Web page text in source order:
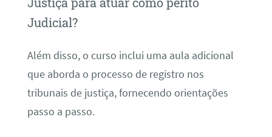
Judicial?
Além disso, o curso inclui uma aula adicional
que aborda o processo de registro nos
tribunais de justiça, fornecendo orientações
passo a passo.